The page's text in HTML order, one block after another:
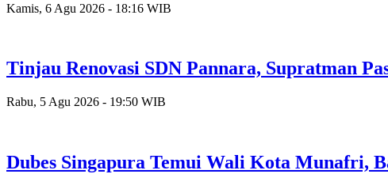
Kamis, 6 Agu 2026 - 18:16 WIB
Tinjau Renovasi SDN Pannara, Supratman
Rabu, 5 Agu 2026 - 19:50 WIB
Dubes Singapura Temui Wali Kota Munafri,